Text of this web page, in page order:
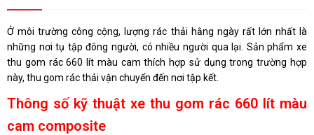
Ở môi trường công cộng, lượng rác thải hằng ngày rất lớn nhất là
những nơi tụ tập đông người, có nhiều người qua lại. Sản phẩm xe
thu gom rác 660 lít màu cam thích hợp sử dụng trong trường hợp
này, thu gom rác thải vận chuyển đến nơi tập kết.
Thông số kỹ thuật xe thu gom rác 660 lít màu
cam composite